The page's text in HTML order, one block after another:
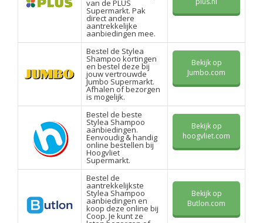
van de PLUS
Supermarkt. Pak
direct andere
aantrekkelijke
aanbiedingen mee.
Bestel de Stylea
Shampoo kortingen
en bestel deze bij
jouw vertrouwde
Jumbo Supermarkt.
Afhalen of bezorgen
is mogelijk.
Bekijk op
Jumbo.com
Bestel de beste
Stylea Shampoo
aanbiedingen.
Eenvoudig & handig
online bestellen bij
Hoogvliet
Supermarkt.
Bekijk op
hoogvliet.com
Bestel de
aantrekkelijkste
Stylea Shampoo
aanbiedingen en
koop deze online bij
Coop. Je kunt ze
Bekijk op
Butlon.com